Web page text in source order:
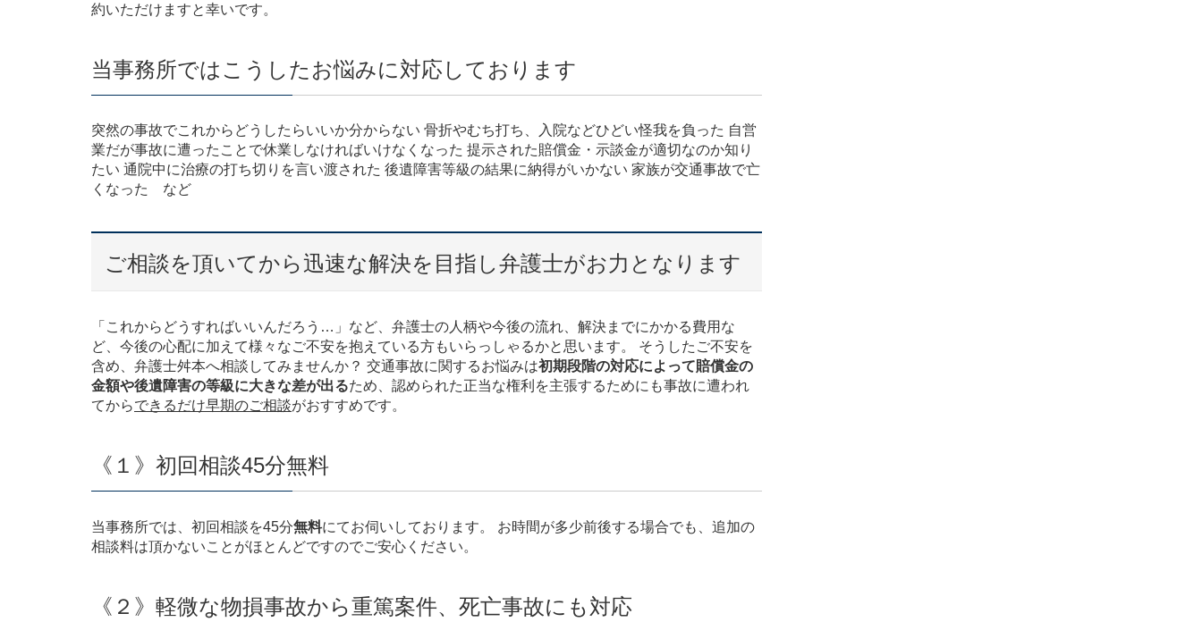
約いただけますと幸いです。
当事務所ではこうしたお悩みに対応しております
突然の事故でこれからどうしたらいいか分からない 骨折やむち打ち、入院などひどい怪我を負った 自営
業だが事故に遭ったことで休業しなければいけなくなった 提示された賠償金・示談金が適切なのか知り
たい 通院中に治療の打ち切りを言い渡された 後遺障害等級の結果に納得がいかない 家族が交通事故で亡
くなった など
ご相談を頂いてから迅速な解決を目指し弁護士がお力となります
「これからどうすればいいんだろう…」など、弁護士の人柄や今後の流れ、解決までにかかる費用な
ど、今後の心配に加えて様々なご不安を抱えている方もいらっしゃるかと思います。 そうしたご不安を
含め、弁護士舛本へ相談してみませんか？ 交通事故に関するお悩みは初期段階の対応によって賠償金の
金額や後遺障害の等級に大きな差が出るため、認められた正当な権利を主張するためにも事故に遭われ
てからできるだけ早期のご相談がおすすめです。
《１》初回相談45分無料
当事務所では、初回相談を45分無料にてお伺いしております。 お時間が多少前後する場合でも、追加の
相談料は頂かないことがほとんどですのでご安心ください。
《２》軽微な物損事故から重篤案件、死亡事故にも対応